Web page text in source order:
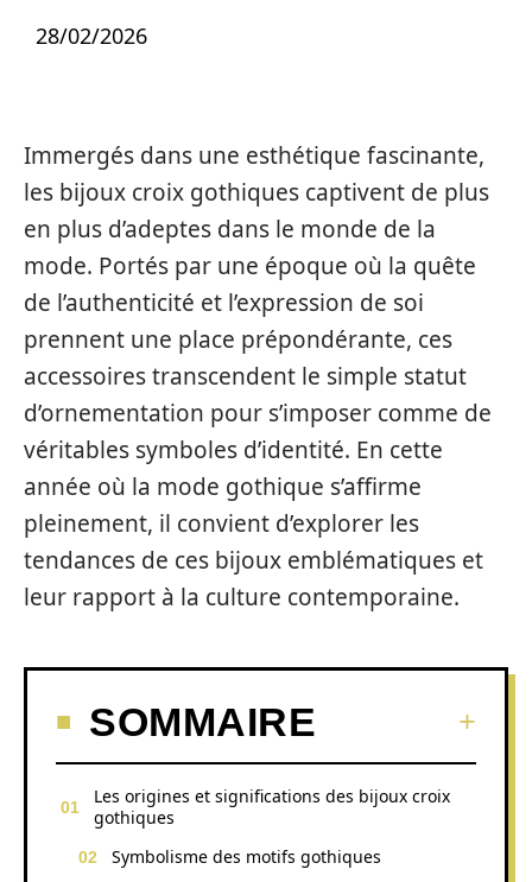
28/02/2026
Immergés dans une esthétique fascinante,
les bijoux croix gothiques captivent de plus
en plus d’adeptes dans le monde de la
mode. Portés par une époque où la quête
de l’authenticité et l’expression de soi
prennent une place prépondérante, ces
accessoires transcendent le simple statut
d’ornementation pour s’imposer comme de
véritables symboles d’identité. En cette
année où la mode gothique s’affirme
pleinement, il convient d’explorer les
tendances de ces bijoux emblématiques et
leur rapport à la culture contemporaine.
SOMMAIRE
Les origines et significations des bijoux croix
gothiques
Symbolisme des motifs gothiques